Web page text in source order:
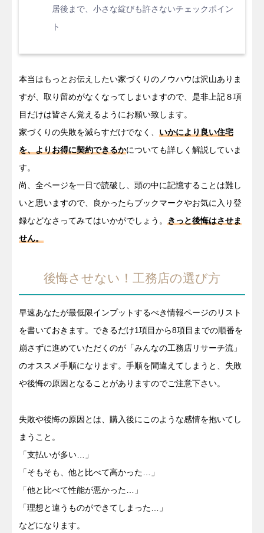
居後まで、小さな綻びも許さないチェックポイン
ト
本当はもっとお伝えしたい家づくりのノウハウは沢山ありま
すが、取り留めがなくなってしまいますので、是非上記８項
目だけは皆さん覚えるようにお願い致します。
家づくりの失敗を減らすだけでなく、いかにより良い住宅
を、よりお得に契約できるかについても詳しく解説していま
す。
尚、全ページを一日で読破し、頭の中に記憶することは難し
いと思いますので、良かったらブックマークやお気に入り登
録などなさってみてはいかがでしょう。きっと後悔はさせま
せん。
後悔させない！工務店の選び方
早速あなたが最低限インプットするべき情報ページのリスト
を書いておきます。できるだけ1項目から8項目までの順番を
崩さずに進めていただくのが「みんなの工務店リサーチ流」
のオススメ手順になります。手順を間違えてしまうと、失敗
や後悔の原因となることがありますのでご注意下さい。
失敗や後悔の原因とは、購入後にこのような感情を抱いてし
まうこと。
「支払いが多い…」
「そもそも、他と比べて高かった…」
「他と比べて性能が悪かった…」
「理想と違うものができてしまった…」
などになります。